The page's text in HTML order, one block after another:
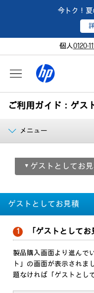
今トク！
個人0120-
ご利用ガイド：ゲス
メニュー
▼ ゲストとしてお
ゲストとしてお見積
1 「ゲストとして
製品購入画面より進んで
ト」の画面が表示されま
題なければ「ゲストとし